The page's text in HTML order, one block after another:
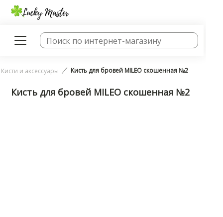
Кисти и аксессуары Кисть для бровей MILEO скошенная №2
Кисть для бровей MILEO скошенная №2